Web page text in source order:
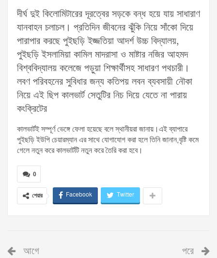
দীর্ঘ দুই কিলোমিটারের দূরত্বের সড়কে বন্ধ হয়ে যায় সাধারাণ
যানবাহন চলাচল। প্রতিদিন জীবনের ঝুঁকি নিয়ে সাঁকো দিয়ে
পারাপার করছে পুইছড়ি ইজ্জতিয়া আদর্শ উচ্চ বিদ্যালয়,
পুইছড়ি ইসলামিয়া কামিল মাদরাসা ও মাষ্টার নজির আহমদ
বিশ্ববিদ্যালয় কলেজে পড়ুয়া শিক্ষার্থীসহ সাধারণ পথচারী।
লবণ পরিবহনের সুবিধার জন্য কতিপয় লবন ব্যবসায়ী নৌকা
নিয়ে এই ছিপ কালভার্ট সেতুটির নিচ দিয়ে যেতে না পারায়
কংক্রিটের
কালভার্টই সম্পূর্ণ ভেঙ্গে ফেলা হয়েছে বলে স্থানীয়রা জানায়।এই ব্যাপারে
পুইছড়ি ইউপি চেয়ারম্যান এর সাথে যোগাযোগ করা হলে তিনি জানান,বৃষ্টি কমে
গেলে নতুন করে কালভার্টটি নতুন করে তৈরি করা হবে।
0
শেয়ার Facebook Twitter
আগে পরে